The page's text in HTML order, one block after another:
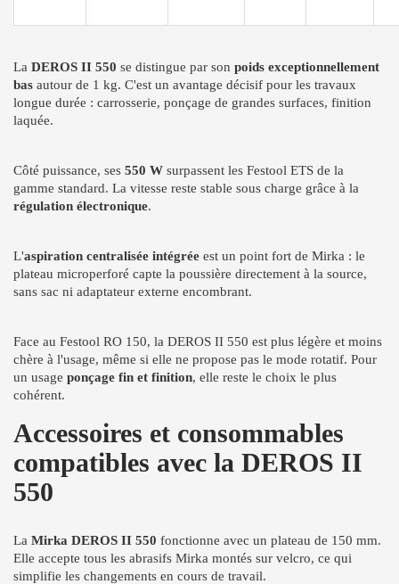
La DEROS II 550 se distingue par son poids exceptionnellement
bas autour de 1 kg. C'est un avantage décisif pour les travaux
longue durée : carrosserie, ponçage de grandes surfaces, finition
laquée.
Côté puissance, ses 550 W surpassent les Festool ETS de la
gamme standard. La vitesse reste stable sous charge grâce à la
régulation électronique.
L'aspiration centralisée intégrée est un point fort de Mirka : le
plateau microperforé capte la poussière directement à la source,
sans sac ni adaptateur externe encombrant.
Face au Festool RO 150, la DEROS II 550 est plus légère et moins
chère à l'usage, même si elle ne propose pas le mode rotatif. Pour
un usage ponçage fin et finition, elle reste le choix le plus
cohérent.
Accessoires et consommables
compatibles avec la DEROS II
550
La Mirka DEROS II 550 fonctionne avec un plateau de 150 mm.
Elle accepte tous les abrasifs Mirka montés sur velcro, ce qui
simplifie les changements en cours de travail.